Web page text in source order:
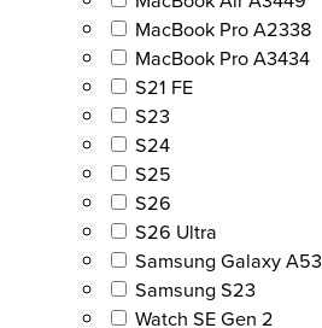
MacBook Pro A2338
MacBook Pro A3434
S21 FE
S23
S24
S25
S26
S26 Ultra
Samsung Galaxy A53
Samsung S23
Watch SE Gen 2